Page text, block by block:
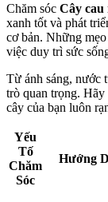
Chăm sóc Cây cau
xanh tốt và phát
cơ bản. Những
việc duy trì sức
Từ ánh sáng, nước
trò quan trọng.
cây của bạn luôn
Yếu
Tố
Chăm
Sóc
Hướng